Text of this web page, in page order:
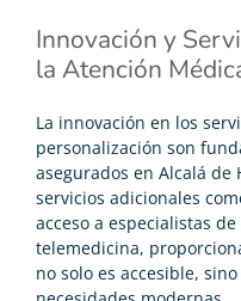
Innovación y
la Atención
La innovación en los
personalización son
asegurados en Alcalá
servicios adicionales
acceso a especialistas
telemedicina,
no solo es accesible,